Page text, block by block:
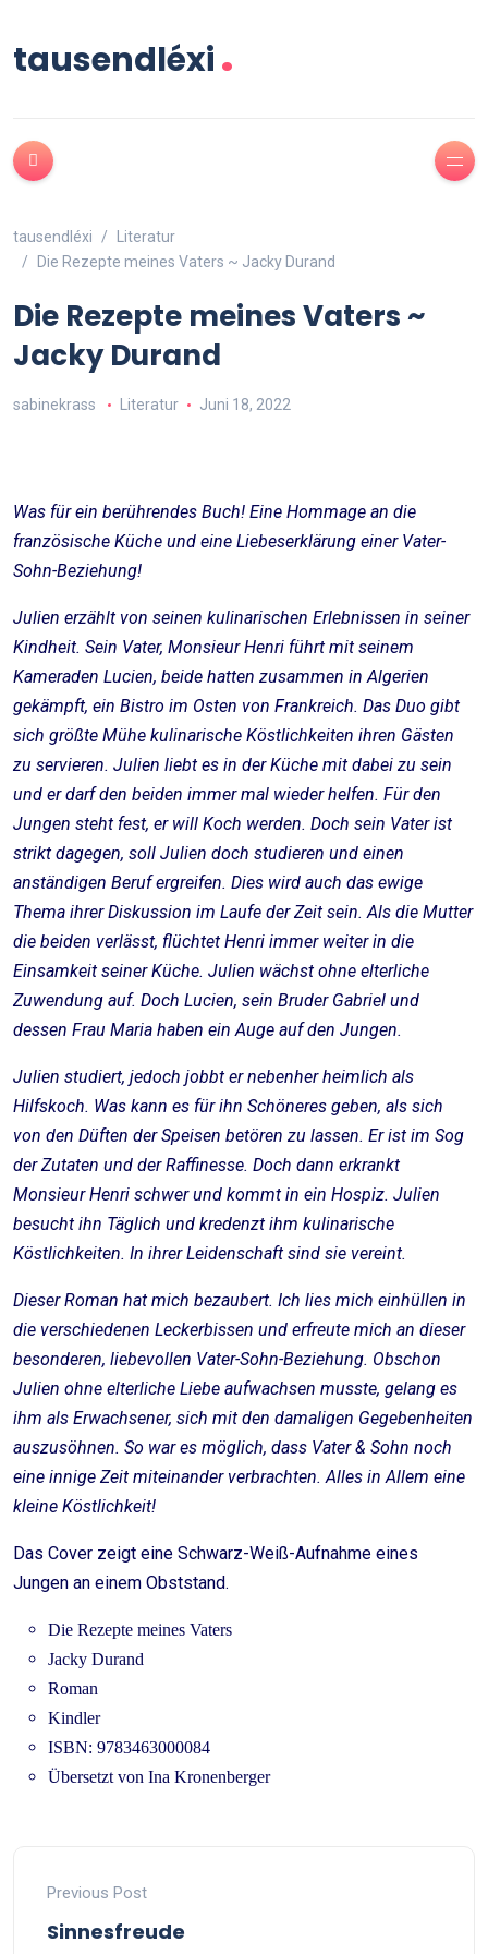
tausendléxi.
tausendléxi
Literatur
Die Rezepte meines Vaters ~ Jacky Durand
Die Rezepte meines Vaters ~
Jacky Durand
sabinekrass Literatur Juni 18, 2022
Was für ein berührendes Buch! Eine Hommage an die
französische Küche und eine Liebeserklärung einer Vater-
Sohn-Beziehung!
Julien erzählt von seinen kulinarischen Erlebnissen in seiner
Kindheit. Sein Vater, Monsieur Henri führt mit seinem
Kameraden Lucien, beide hatten zusammen in Algerien
gekämpft, ein Bistro im Osten von Frankreich. Das Duo gibt
sich größte Mühe kulinarische Köstlichkeiten ihren Gästen
zu servieren. Julien liebt es in der Küche mit dabei zu sein
und er darf den beiden immer mal wieder helfen. Für den
Jungen steht fest, er will Koch werden. Doch sein Vater ist
strikt dagegen, soll Julien doch studieren und einen
anständigen Beruf ergreifen. Dies wird auch das ewige
Thema ihrer Diskussion im Laufe der Zeit sein. Als die Mutter
die beiden verlässt, flüchtet Henri immer weiter in die
Einsamkeit seiner Küche. Julien wächst ohne elterliche
Zuwendung auf. Doch Lucien, sein Bruder Gabriel und
dessen Frau Maria haben ein Auge auf den Jungen.
Julien studiert, jedoch jobbt er nebenher heimlich als
Hilfskoch. Was kann es für ihn Schöneres geben, als sich
von den Düften der Speisen betören zu lassen. Er ist im Sog
der Zutaten und der Raffinesse. Doch dann erkrankt
Monsieur Henri schwer und kommt in ein Hospiz. Julien
besucht ihn Täglich und kredenzt ihm kulinarische
Köstlichkeiten. In ihrer Leidenschaft sind sie vereint.
Dieser Roman hat mich bezaubert. Ich lies mich einhüllen in
die verschiedenen Leckerbissen und erfreute mich an dieser
besonderen, liebevollen Vater-Sohn-Beziehung. Obschon
Julien ohne elterliche Liebe aufwachsen musste, gelang es
ihm als Erwachsener, sich mit den damaligen Gegebenheiten
auszusöhnen. So war es möglich, dass Vater & Sohn noch
eine innige Zeit miteinander verbrachten. Alles in Allem eine
kleine Köstlichkeit!
Das Cover zeigt eine Schwarz-Weiß-Aufnahme eines
Jungen an einem Obststand.
Die Rezepte meines Vaters
Jacky Durand
Roman
Kindler
ISBN: 9783463000084
Übersetzt von Ina Kronenberger
Previous Post
Sinnesfreude